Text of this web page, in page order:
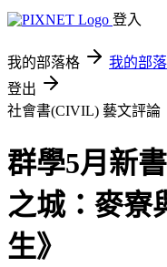
登入
我的部落格 我的部
登出
社會書(CIVIL) 藝文評論
群學5月新
之城：麥寮
生》